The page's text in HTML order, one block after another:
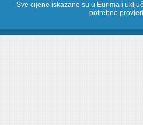
Sve cijene iskazane su u Eurima i
potrebno